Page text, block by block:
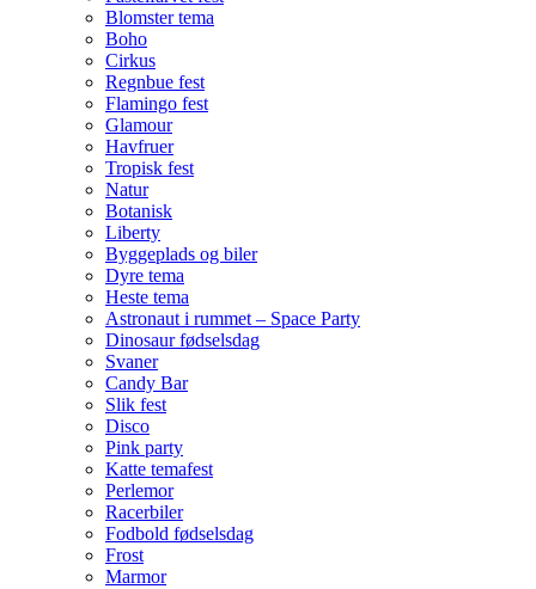
Blomster tema
Boho
Cirkus
Regnbue fest
Flamingo fest
Glamour
Havfruer
Tropisk fest
Natur
Botanisk
Liberty
Byggeplads og biler
Dyre tema
Heste tema
Astronaut i rummet – Space Party
Dinosaur fødselsdag
Svaner
Candy Bar
Slik fest
Disco
Pink party
Katte temafest
Perlemor
Racerbiler
Fodbold fødselsdag
Frost
Marmor